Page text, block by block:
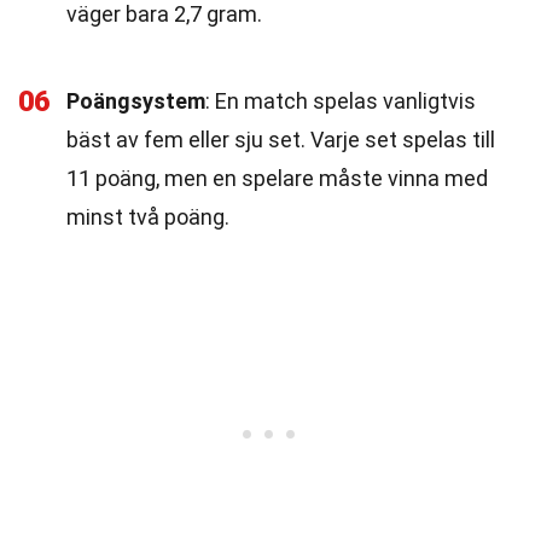
väger bara 2,7 gram.
06 Poängsystem: En match spelas vanligtvis
bäst av fem eller sju set. Varje set spelas till
11 poäng, men en spelare måste vinna med
minst två poäng.